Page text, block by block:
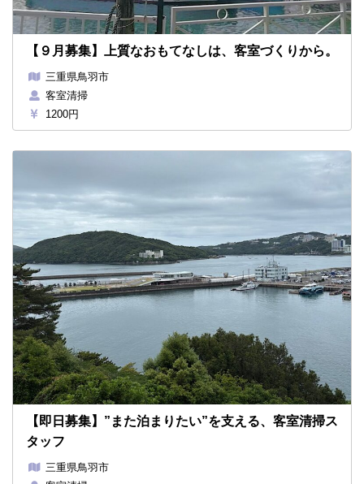
【９月募集】上質なおもてなしは、客室づくりから。
三重県鳥羽市
客室清掃
1200円
【即日募集】”また泊まりたい”を支える、客室清掃ス
タッフ
三重県鳥羽市